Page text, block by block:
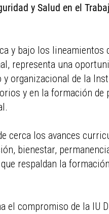
y Salud en el
y bajo los lineamientos
representa una
organizacional de la
y en la formación de
cerca los avances
bienestar,
respaldan la
el compromiso de la IU